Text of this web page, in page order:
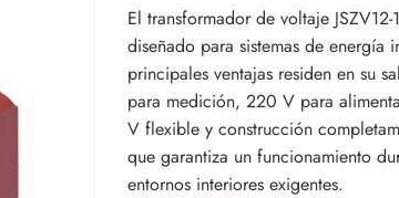
El transformador de voltaje
diseñado para sistemas de energía
principales ventajas residen en su
para medición, 220 V para
V flexible y construcción
que garantiza un funcionamiento
entornos interiores exigentes.